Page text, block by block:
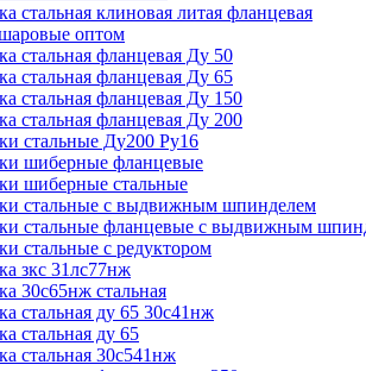
стальная клиновая литая фланцевая
оптом
стальная фланцевая Ду 50
стальная фланцевая Ду 65
стальная фланцевая Ду 150
стальная фланцевая Ду 200
стальные Ду200 Ру16
шиберные фланцевые
шиберные стальные
стальные с выдвижным шпинделем
стальные фланцевые с выдвижным
стальные с редуктором
зкс 31лс77нж
30с65нж стальная
стальная ду 65 30с41нж
стальная ду 65
стальная 30с541нж